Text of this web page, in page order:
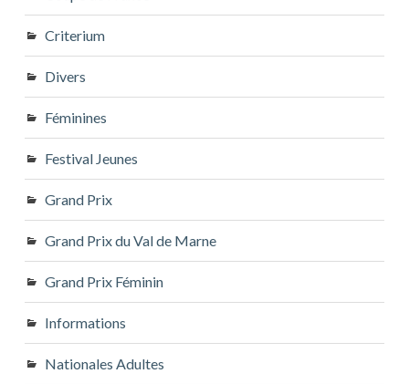
Criterium
Divers
Féminines
Festival Jeunes
Grand Prix
Grand Prix du Val de Marne
Grand Prix Féminin
Informations
Nationales Adultes